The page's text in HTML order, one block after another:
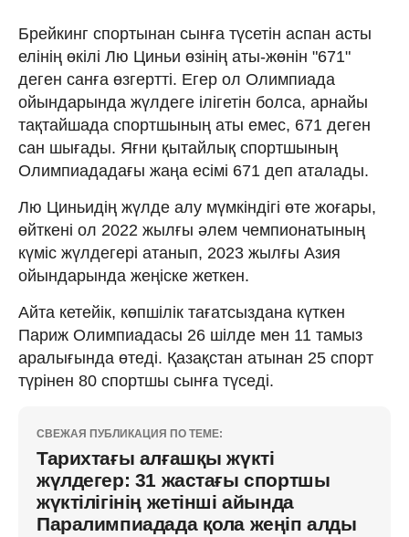
Брейкинг спортынан сынға түсетін аспан асты
елінің өкілі Лю Циньи өзінің аты-жөнін "671"
деген санға өзгертті. Егер ол Олимпиада
ойындарында жүлдеге ілігетін болса, арнайы
тақтайшада спортшының аты емес, 671 деген
сан шығады. Яғни қытайлық спортшының
Олимпиададағы жаңа есімі 671 деп аталады.
Лю Циньидің жүлде алу мүмкіндігі өте жоғары,
өйткені ол 2022 жылғы әлем чемпионатының
күміс жүлдегері атанып, 2023 жылғы Азия
ойындарында жеңіске жеткен.
Айта кетейік, көпшілік тағатсыздана күткен
Париж Олимпиадасы 26 шілде мен 11 тамыз
аралығында өтеді. Қазақстан атынан 25 спорт
түрінен 80 спортшы сынға түседі.
СВЕЖАЯ ПУБЛИКАЦИЯ ПО ТЕМЕ:
Тарихтағы алғашқы жүкті
жүлдегер: 31 жастағы спортшы
жүктілігінің жетінші айында
Паралимпиадада қола жеңіп алды